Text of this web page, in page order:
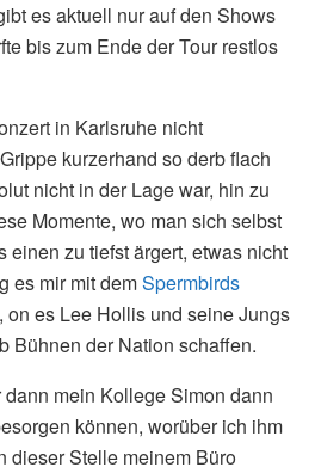
es aktuell nur auf den Shows
bis zum Ende der Tour restlos
in Karlsruhe nicht
kurzerhand so derb flach
nicht in der Lage war, hin zu
Momente, wo man sich selbst
einen zu tiefst ärgert, etwas nicht
es mir mit demSpermbirds
on es Lee Hollis und seine Jungs
Bühnen der Nation schaffen.
mein Kollege Simon dann
können, worüber ich ihm
dieser Stelle meinem Büro